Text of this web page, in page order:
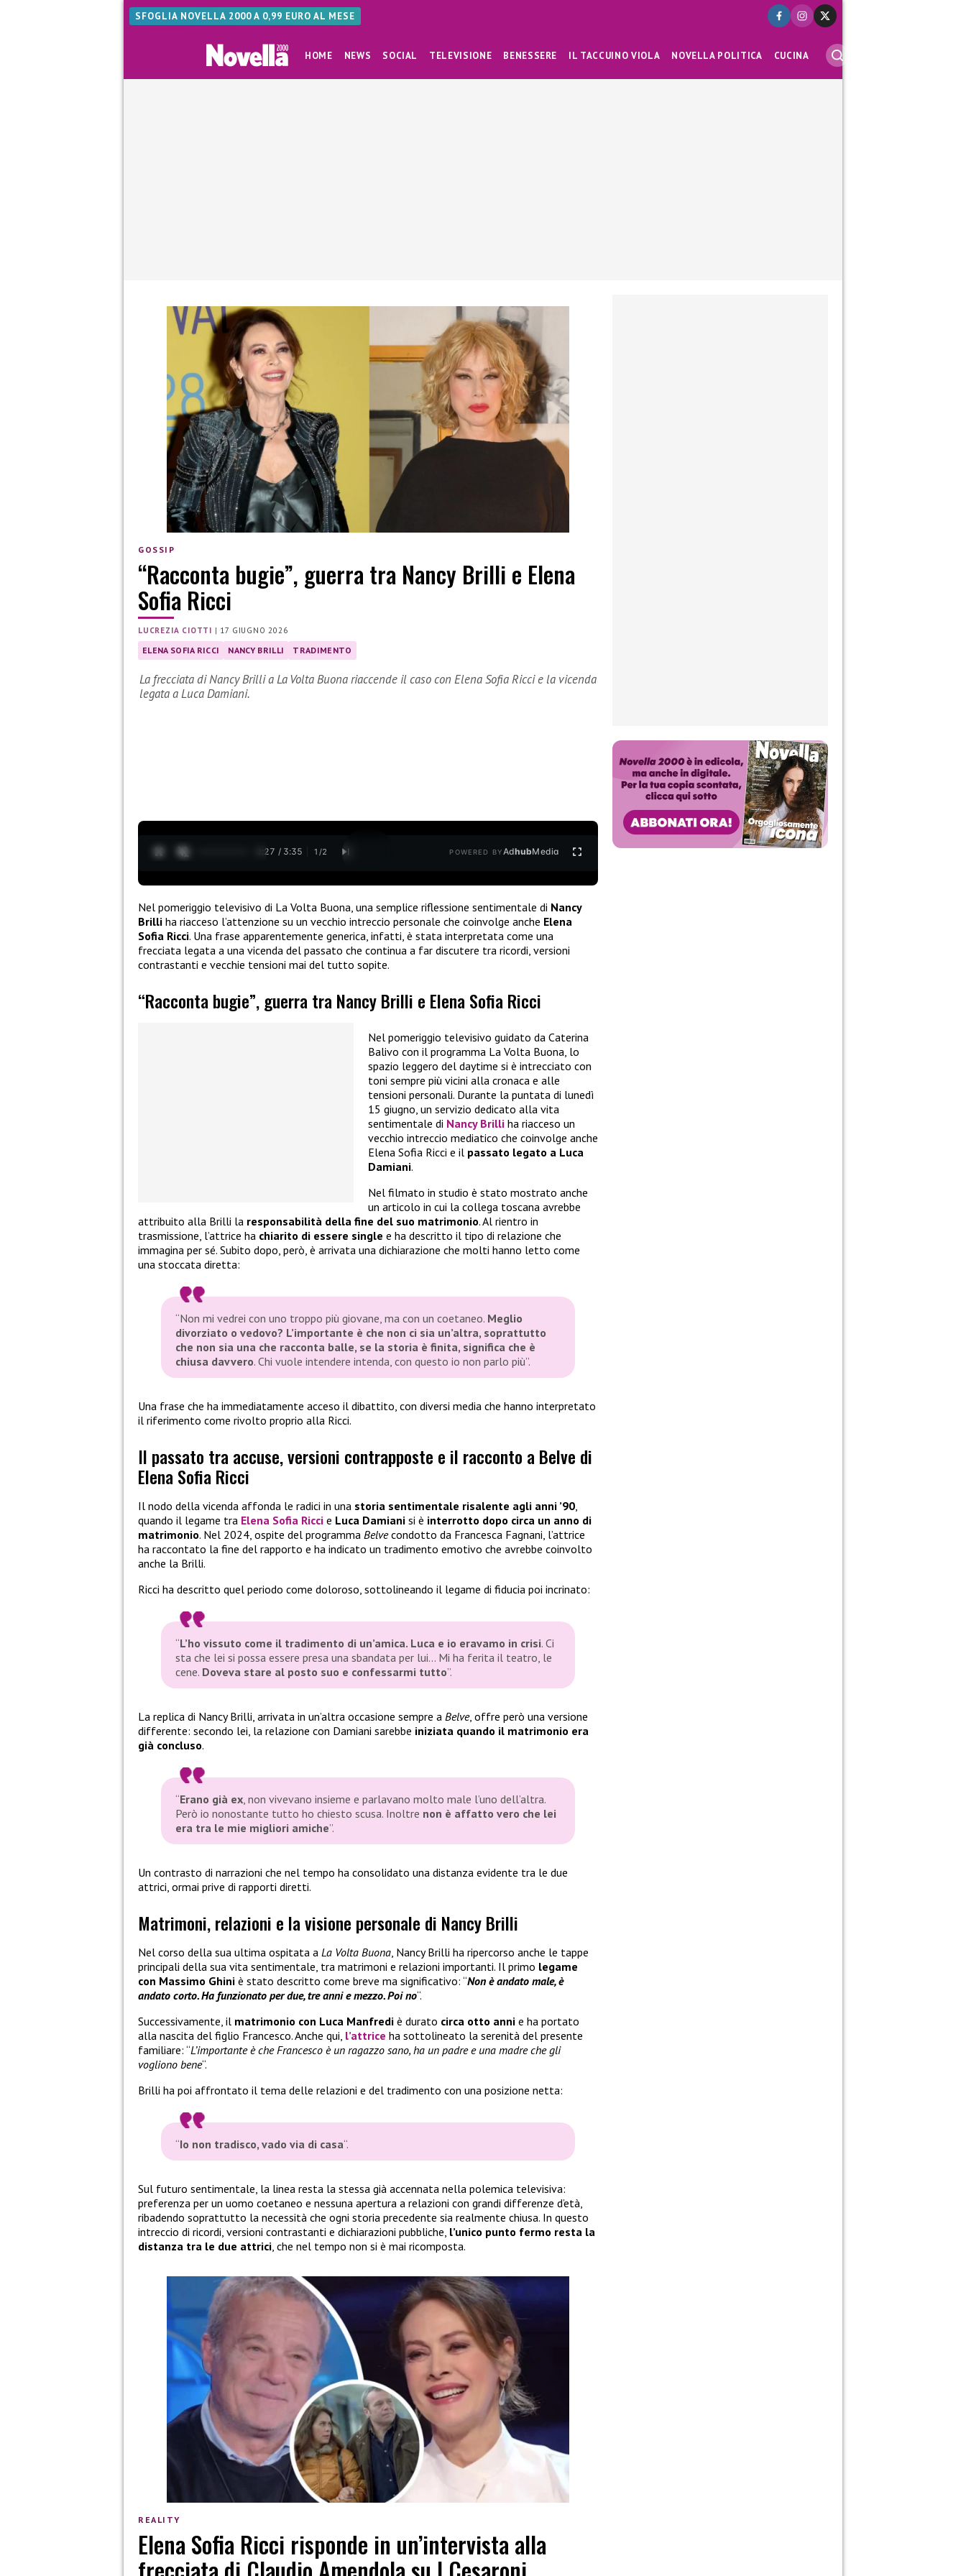
SFOGLIA NOVELLA 2000 A 0,99 EURO AL MESE
HOME NEWS SOCIAL TELEVISIONE BENESSERE IL TACCUINO VIOLA NOVELLA POLITICA CUCINA
GOSSIP
“Racconta bugie”, guerra tra Nancy Brilli e Elena
Sofia Ricci
LUCREZIA CIOTTI | 17 GIUGNO 2026
ELENA SOFIA RICCI NANCY BRILLI TRADIMENTO
La frecciata di Nancy Brilli a La Volta Buona riaccende il caso con Elena Sofia Ricci e la vicenda
legata a Luca Damiani.
0:28 / 3:35 1 /2 POWERED BYAdhubMedia
Nel pomeriggio televisivo di La Volta Buona, una semplice riflessione sentimentale di Nancy
Brilli ha riacceso l’attenzione su un vecchio intreccio personale che coinvolge anche Elena
Sofia Ricci. Una frase apparentemente generica, infatti, è stata interpretata come una
frecciata legata a una vicenda del passato che continua a far discutere tra ricordi, versioni
contrastanti e vecchie tensioni mai del tutto sopite.
“Racconta bugie”, guerra tra Nancy Brilli e Elena Sofia Ricci
Nel pomeriggio televisivo guidato da Caterina
Balivo con il programma La Volta Buona, lo
spazio leggero del daytime si è intrecciato con
toni sempre più vicini alla cronaca e alle
tensioni personali. Durante la puntata di lunedì
15 giugno, un servizio dedicato alla vita
sentimentale di Nancy Brilli ha riacceso un
vecchio intreccio mediatico che coinvolge anche
Elena Sofia Ricci e il passato legato a Luca
Damiani.
Nel filmato in studio è stato mostrato anche
un articolo in cui la collega toscana avrebbe
attribuito alla Brilli la responsabilità della fine del suo matrimonio. Al rientro in
trasmissione, l’attrice ha chiarito di essere single e ha descritto il tipo di relazione che
immagina per sé. Subito dopo, però, è arrivata una dichiarazione che molti hanno letto come
una stoccata diretta:
“Non mi vedrei con uno troppo più giovane, ma con un coetaneo. Meglio
divorziato o vedovo? L’importante è che non ci sia un’altra, soprattutto
che non sia una che racconta balle, se la storia è finita, significa che è
chiusa davvero. Chi vuole intendere intenda, con questo io non parlo più”.
Una frase che ha immediatamente acceso il dibattito, con diversi media che hanno interpretato
il riferimento come rivolto proprio alla Ricci.
Il passato tra accuse, versioni contrapposte e il racconto a Belve di
Elena Sofia Ricci
Il nodo della vicenda affonda le radici in una storia sentimentale risalente agli anni ’90
quando il legame tra Elena Sofia Ricci e Luca Damiani si è interrotto dopo circa un anno di
matrimonio. Nel 2024, ospite del programma Belvecondotto da Francesca Fagnani, l’attrice
ha raccontato la fine del rapporto e ha indicato un tradimento emotivo che avrebbe coinvolto
anche la Brilli.
Ricci ha descritto quel periodo come doloroso, sottolineando il legame di fiducia poi incrinato:
“L’ho vissuto come il tradimento di un’amica. Luca e io eravamo in crisi. Ci
sta che lei si possa essere presa una sbandata per lui… Mi ha ferita il teatro, le
cene. Doveva stare al posto suo e confessarmi tutto”.
La replica di Nancy Brilli, arrivata in un’altra occasione sempre a Belve, offre però una versione
differente: secondo lei, la relazione con Damiani sarebbe iniziata quando il matrimonio era
già concluso.
“Erano già ex, non vivevano insieme e parlavano molto male l’uno dell’altra.
Però io nonostante tutto ho chiesto scusa. Inoltre non è affatto vero che lei
era tra le mie migliori amiche”.
Un contrasto di narrazioni che nel tempo ha consolidato una distanza evidente tra le due
attrici, ormai prive di rapporti diretti.
Matrimoni, relazioni e la visione personale di Nancy Brilli
Nel corso della sua ultima ospitata a La Volta Buona, Nancy Brilli ha ripercorso anche le tappe
principali della sua vita sentimentale, tra matrimoni e relazioni importanti. Il primo legame
con Massimo Ghini è stato descritto come breve ma significativo: “Non è andato male, è
andato corto. Ha funzionato per due, tre anni e mezzo. Poi no“.
Successivamente, il matrimonio con Luca Manfredi è durato circa otto anni e ha portato
alla nascita del figlio Francesco. Anche qui, l’attrice ha sottolineato la serenità del presente
familiare: “L’importante è che Francesco è un ragazzo sano, ha un padre e una madre che gli
vogliono bene“.
Brilli ha poi affrontato il tema delle relazioni e del tradimento con una posizione netta:
“Io non tradisco, vado via di casa“.
Sul futuro sentimentale, la linea resta la stessa già accennata nella polemica televisiva:
preferenza per un uomo coetaneo e nessuna apertura a relazioni con grandi differenze d’età,
ribadendo soprattutto la necessità che ogni storia precedente sia realmente chiusa. In questo
intreccio di ricordi, versioni contrastanti e dichiarazioni pubbliche, l’unico punto fermo resta la
distanza tra le due attrici, che nel tempo non si è mai ricomposta.
REALITY
Elena Sofia Ricci risponde in un’intervista alla